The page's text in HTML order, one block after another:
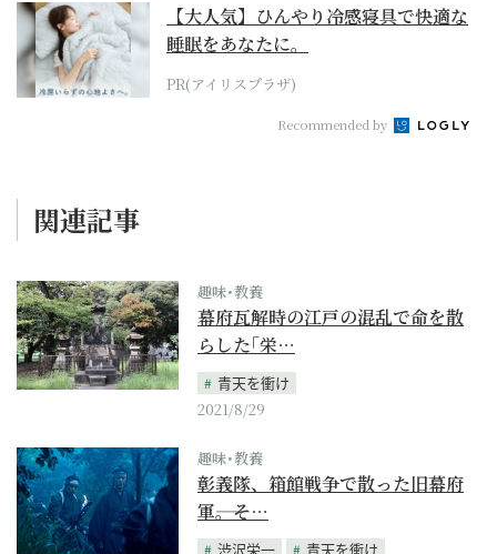
【大人気】ひんやり冷感寝具で快適な
睡眠をあなたに。
PR(アイリスプラザ)
Recommended by
関連記事
趣味･教養
幕府瓦解時の江戸の混乱で命を散
らした｢栄…
青天を衝け
2021/8/29
趣味･教養
彰義隊、箱館戦争で散った旧幕府
軍――。そ…
渋沢栄一
青天を衝け